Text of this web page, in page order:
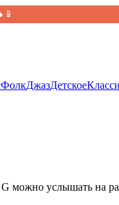
ФолкДжазДетское
G можно услышать